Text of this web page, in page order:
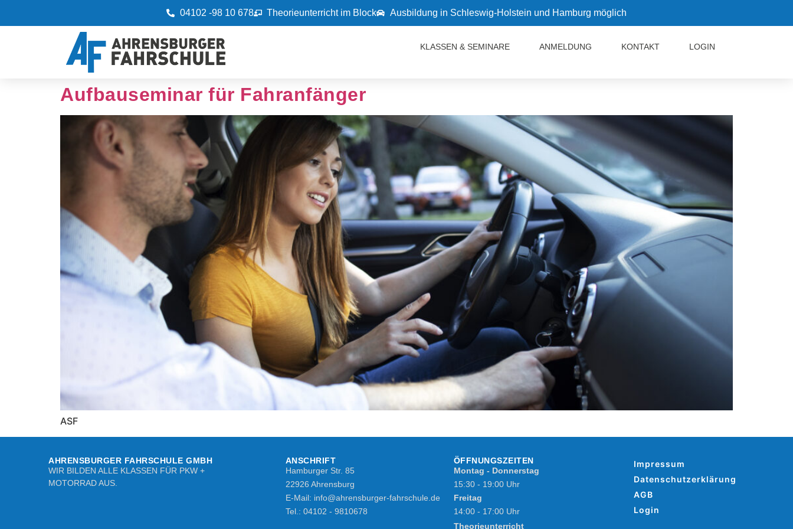
04102 -98 10 678 Theorieunterricht im Block Ausbildung in Schleswig-Holstein und Hamburg möglich
KLASSEN & SEMINARE ANMELDUNG KONTAKT LOGIN
Aufbauseminar für Fahranfänger
ASF
AHRENSBURGER FAHRSCHULE GMBH
WIR BILDEN ALLE KLASSEN FÜR PKW +
MOTORRAD AUS.
ANSCHRIFT
Hamburger Str. 85​
22926 Ahrensburg
E-Mail: info@ahrensburger-fahrschule.de
Tel.: 04102 - 9810678
ÖFFNUNGSZEITEN
Montag - Donnerstag
15:30 - 19:00 Uhr
Freitag
14:00 - 17:00 Uhr
Theorieunterricht
Impressum
Datenschutzerklärung
AGB
Login